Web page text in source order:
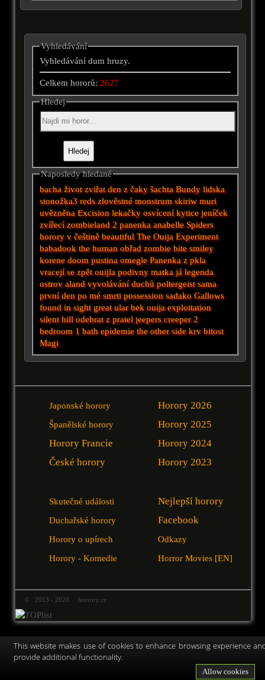
Vyhledávání
Vyhledávání dum hruzy.
Celkem hororů:2627
Hledej
Naposledy hledané
bacha život zviřat den z čaky šachta Bundy lidska
stonožka3 reds zlověstné monstrum skiriw muri
uvězněna Excision lekačky osvícení kytice jeníček
zvířecí zombieland 2 panenka anabelle Spiders
horory v češtině beautiful The Ouija Experiment
babadook the human obřad zombie bite smiley
korene doom pustina omegle Panenka z pkla
vracejí se zpět ouijla podivny matka já legenda
ostrov aland vyvolávání duchů poltergeist sama
první den po mé smrti possession sadakoGallows
found in sight greatular bek ouija exploitation
silent hill odebrat z pratel jeepers creeper 2
bedroom 1 bath epidemie the other side krv bitost
Magi
Japonské horory
Španělské horory
Horory Francie
České horory
Horory 2026
Horory 2025
Horory 2024
Horory 2023
Skutečné události
Duchařské horory
Horory o upírech
Horory - Komedie
Nejlepší horory
Facebook
Odkazy
Horror Movies [EN]
© 2013 - 2026 horrory.cz
This website makes use of cookies to enhance browsing experience
provide additional functionality.
Allow cookies